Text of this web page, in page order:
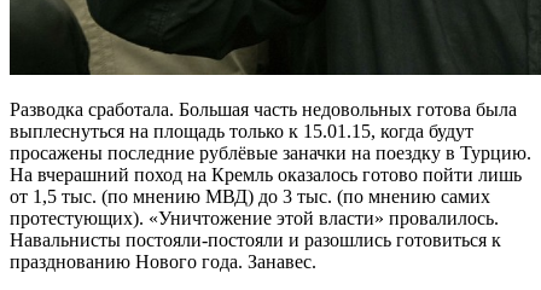
Разводка сработала. Большая часть недовольных готова была
выплеснуться на площадь только к 15.01.15, когда будут
просажены последние рублёвые заначки на поездку в Турцию.
На вчерашний поход на Кремль оказалось готово пойти лишь
от 1,5 тыс. (по мнению МВД) до 3 тыс. (по мнению самих
протестующих). «Уничтожение этой власти» провалилось.
Навальнисты постояли-постояли и разошлись готовиться к
празднованию Нового года. Занавес.